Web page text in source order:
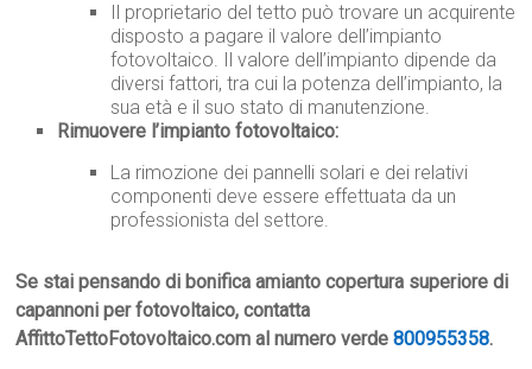
Il proprietario del tetto può trovare un acquirente
disposto a pagare il valore dell’impianto
fotovoltaico. Il valore dell’impianto dipende da
diversi fattori, tra cui la potenza dell’impianto, la
sua età e il suo stato di manutenzione.
Rimuovere l’impianto fotovoltaico:
La rimozione dei pannelli solari e dei relativi
componenti deve essere effettuata da un
professionista del settore.
Se stai pensando di bonifica amianto copertura superiore di
capannoni per fotovoltaico, contatta
AffittoTettoFotovoltaico.com al numero verde800955358.